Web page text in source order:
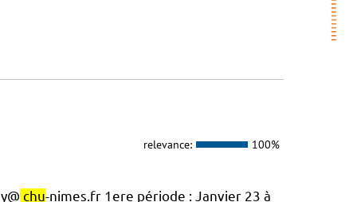
relevance: 100%
chu-nimes.fr 1ere période : Janvier 23 à